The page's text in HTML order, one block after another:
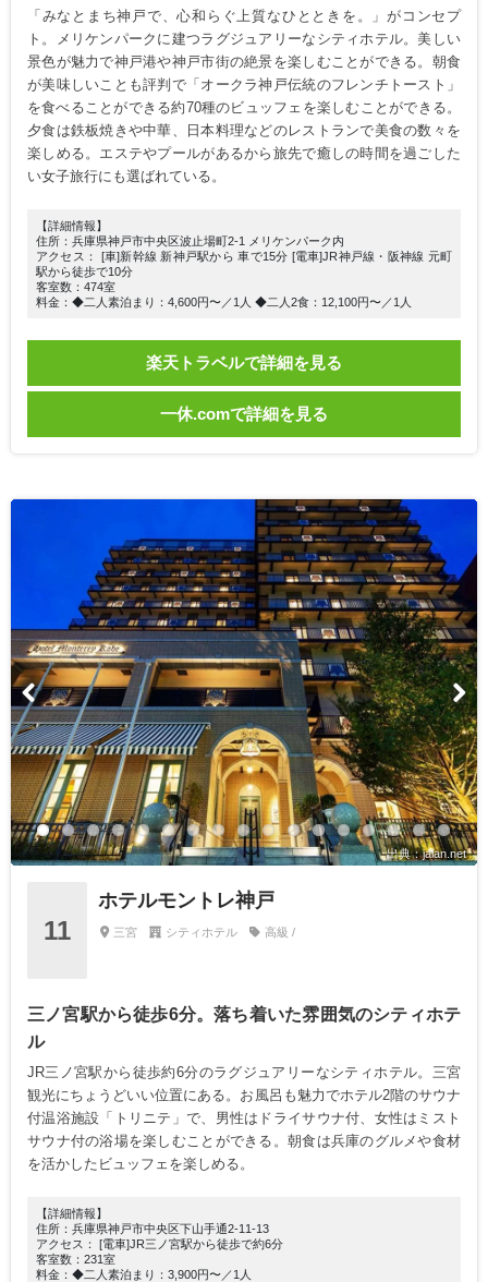
「みなとまち神戸で、心和らぐ上質なひとときを。」がコンセプ
ト。メリケンパークに建つラグジュアリーなシティホテル。美しい
景色が魅力で神戸港や神戸市街の絶景を楽しむことができる。朝食
が美味しいことも評判で「オークラ神戸伝統のフレンチトースト」
を食べることができる約70種のビュッフェを楽しむことができる。
夕食は鉄板焼きや中華、日本料理などのレストランで美食の数々を
楽しめる。エステやプールがあるから旅先で癒しの時間を過ごした
い女子旅行にも選ばれている。
【詳細情報】
住所：兵庫県神戸市中央区波止場町2-1 メリケンパーク内
アクセス： [車]新幹線 新神戸駅から 車で15分 [電車]JR神戸線・阪神線 元町
駅から徒歩で10分
客室数：474室
料金：◆二人素泊まり：4,600円〜／1人 ◆二人2食：12,100円〜／1人
楽天トラベルで詳細を見る
一休.comで詳細を見る
出典：jalan.net
11
ホテルモントレ神戸
三宮 シティホテル 高級 /
三ノ宮駅から徒歩6分。落ち着いた雰囲気のシティホテ
ル
JR三ノ宮駅から徒歩約6分のラグジュアリーなシティホテル。三宮
観光にちょうどいい位置にある。お風呂も魅力でホテル2階のサウナ
付温浴施設「トリニテ」で、男性はドライサウナ付、女性はミスト
サウナ付の浴場を楽しむことができる。朝食は兵庫のグルメや食材
を活かしたビュッフェを楽しめる。
【詳細情報】
住所：兵庫県神戸市中央区下山手通2-11-13
アクセス： [電車]JR三ノ宮駅から徒歩で約6分
客室数：231室
料金：◆二人素泊まり：3,900円〜／1人